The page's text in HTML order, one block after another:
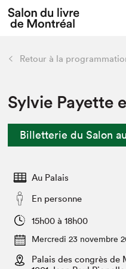
Espace médias
Espace exposant⋅e⋅s
Tout sur l'édition
Actualités
Vidéos et
Club de lecture
retour
Édition 2022
Nous connaître
Projets partenaires
Archives
Liens pratiques
Retour à la
Sylvie Payette
Billetterie du Salon
Au Palais
En personne
15h00 à 18h00
Mercredi 23 novembre
Palais des congrès de